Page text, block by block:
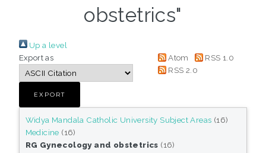
obstetrics"
Up a level
Export as
Atom
RSS 1.0
RSS 2.0
Widya Mandala Catholic University Subject Areas (16)
Medicine (16)
RG Gynecology and obstetrics (16)